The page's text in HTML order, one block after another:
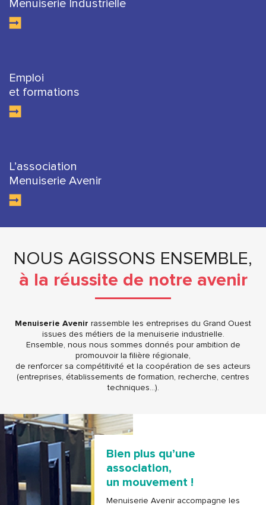
Menuiserie Industrielle
Emploi
et formations
L’association
Menuiserie Avenir
NOUS AGISSONS ENSEMBLE,
à la réussite de notre avenir
Menuiserie Avenir rassemble les entreprises du Grand Ouest
issues des métiers de la menuiserie industrielle.
Ensemble, nous nous sommes donnés pour ambition de
promouvoir la filière régionale,
de renforcer sa compétitivité et la coopération de ses acteurs
(entreprises, établissements de formation, recherche, centres
techniques…).
Bien plus qu’une
association,
un mouvement !
Menuiserie Avenir accompagne les